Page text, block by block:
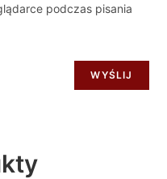
podczas pisania